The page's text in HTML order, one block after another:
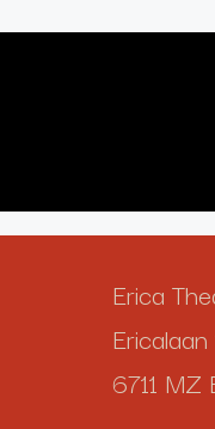
Erica
Ericalaan
6711 MZ